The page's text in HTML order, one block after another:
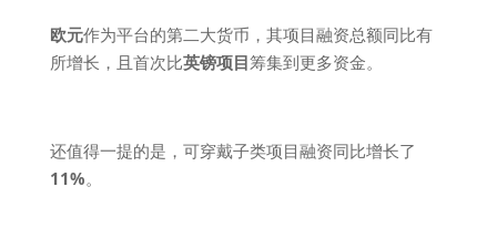
欧元作为平台的第二大货币，其项目融资总额同比有
所增长，且首次比英镑项目筹集到更多资金。
还值得一提的是，可穿戴子类项目融资同比增长了
11%。